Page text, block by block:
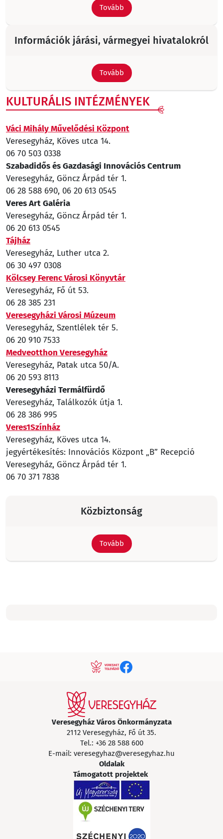
Tovább
Információk járási, vármegyei hivatalokról
Tovább
KULTURÁLIS INTÉZMÉNYEK
Váci Mihály Művelődési Központ
Veresegyház, Köves utca 14.
06 70 503 0338
Szabadidős és Gazdasági Innovációs Centrum
Veresegyház, Göncz Árpád tér 1.
06 28 588 690, 06 20 613 0545
Veres Art Galéria
Veresegyház, Göncz Árpád tér 1.
06 20 613 0545
Tájház
Veresegyház, Luther utca 2.
06 30 497 0308
Kölcsey Ferenc Városi Könyvtár
Veresegyház, Fő út 53.
06 28 385 231
Veresegyházi Városi Múzeum
Veresegyház, Szentlélek tér 5.
06 20 910 7533
Medveotthon Veresegyház
Veresegyház, Patak utca 50/A.
06 20 593 8113
Veresegyházi Termálfürdő
Veresegyház, Találkozók útja 1.
06 28 386 995
Veres1Színház
Veresegyház, Köves utca 14.
jegyértékesítés: Innovációs Központ „B” Recepció
Veresegyház, Göncz Árpád tér 1.
06 70 371 7838
Közbiztonság
Tovább
Veresegyház Város Önkormányzata
2112 Veresegyház, Fő út 35.
Tel.: +36 28 588 600
E-mail: veresegyhaz@veresegyhaz.hu
Oldalak
Támogatott projektek